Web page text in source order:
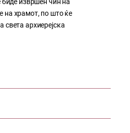
на храмот, по што ќе
света архиерејска